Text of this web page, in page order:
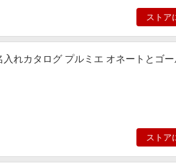
ストア
れカタログ プルミエ オネートとゴ
ストア